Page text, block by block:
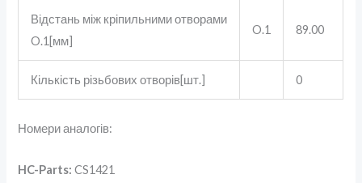
Відстань між кріпильними отворами
O.1[мм]
O.1 89.00
Кількість різьбових отворів[шт.] 0
Номери аналогів:
HC-Parts: CS1421